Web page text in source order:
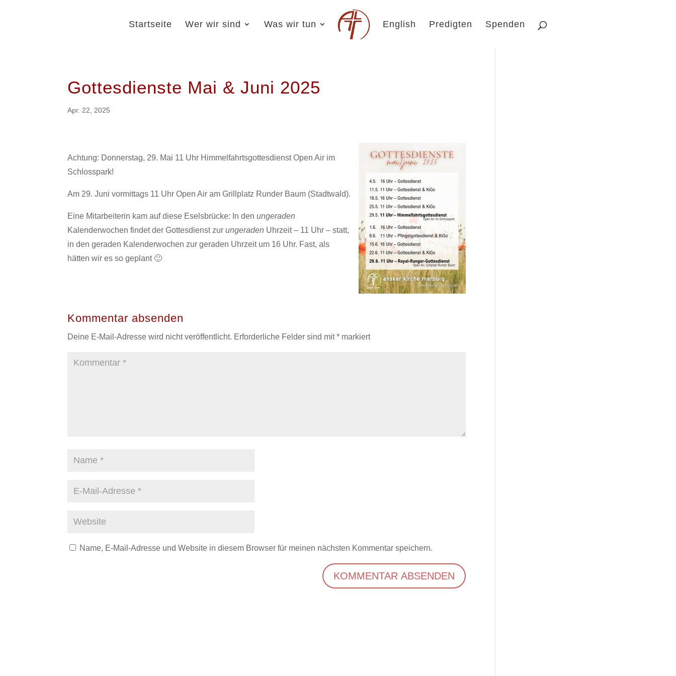
Startseite Wer wir sind Was wir tun English Predigten Spenden
Gottesdienste Mai & Juni 2025
Apr. 22, 2025
Achtung: Donnerstag, 29. Mai 11 Uhr Himmelfahrtsgottesdienst Open Air im
Schlosspark!
Am 29. Juni vormittags 11 Uhr Open Air am Grillplatz Runder Baum (Stadtwald).
Eine Mitarbeiterin kam auf diese Eselsbrücke: In denungeraden
Kalenderwochen findet der Gottesdienst zurungeraden Uhrzeit – 11 Uhr – statt,
in den geraden Kalenderwochen zur geraden Uhrzeit um 16 Uhr. Fast, als
hätten wir es so geplant 🙂
Kommentar absenden
Deine E-Mail-Adresse wird nicht veröffentlicht. Erforderliche Felder sind mit* markiert
Name, E-Mail-Adresse und Website in diesem Browser für meinen nächsten Kommentar speichern.